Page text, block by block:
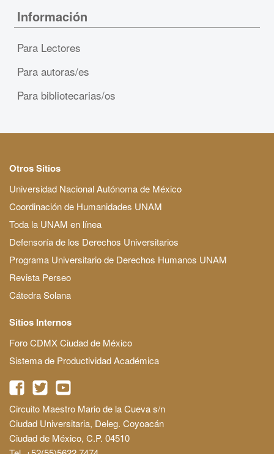
Información
Para Lectores
Para autoras/es
Para bibliotecarias/os
Otros Sitios
Universidad Nacional Autónoma de México
Coordinación de Humanidades UNAM
Toda la UNAM en línea
Defensoría de los Derechos Universitarios
Programa Universitario de Derechos Humanos UNAM
Revista Perseo
Cátedra Solana
Sitios Internos
Foro CDMX Ciudad de México
Sistema de Productividad Académica
Circuito Maestro Mario de la Cueva s/n
Ciudad Universitaria, Deleg. Coyoacán
Ciudad de México, C.P. 04510